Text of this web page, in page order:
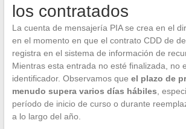
los contratados
La cuenta de mensajería PIA se crea en el
en el momento en que el contrato CDD de
registra en el sistema de información de
Mientras esta entrada no esté finalizada, no
identificador. Observamos que el plazo de
menudo supera varios días hábiles ,
período de inicio de curso o durante
a lo largo del año.